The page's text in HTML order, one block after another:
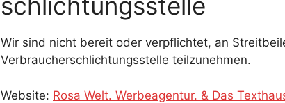
Wir sind nicht bereit oder verpflichtet, an
Verbraucherschlichtungsstelle teilzunehmen.
Website: Rosa Welt. Werbeagentur. & Das